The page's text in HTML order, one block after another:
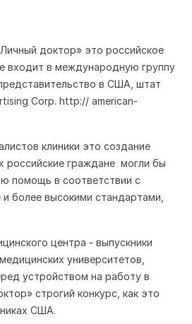
доктор» это российское
входит в международную группу
в США, штат
Corp. http:// american-
клиники это создание
российские граждане могли бы
помощь в соответствии с
более высокими стандартами,
центра - выпускники
университетов,
устройством на работу в
строгий конкурс, как это
США.